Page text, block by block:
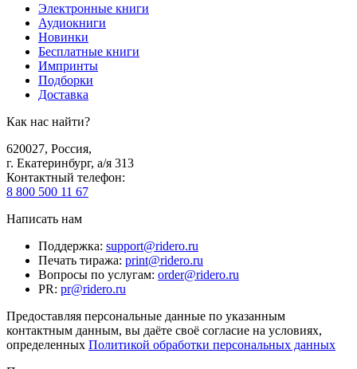
Электронные книги
Аудиокниги
Новинки
Бесплатные книги
Импринты
Подборки
Доставка
Как нас найти?
620027, Россия,
г. Екатеринбург, а/я 313
Контактный телефон:
8 800 500 11 67
Написать нам
Поддержка: support@ridero.ru
Печать тиража: print@ridero.ru
Вопросы по услугам: order@ridero.ru
PR: pr@ridero.ru
Предоставляя персональные данные по указанным
контактным данным, вы даёте своё согласие на условиях,
определенных Политикой обработки персональных данных